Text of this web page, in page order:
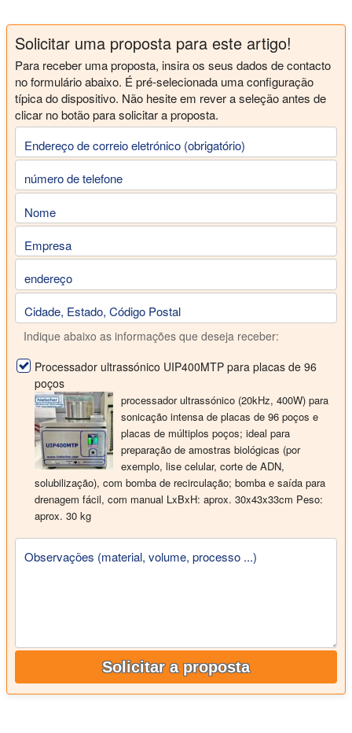
Solicitar uma proposta para este artigo!
Para receber uma proposta, insira os seus dados de contacto
no formulário abaixo. É pré-selecionada uma configuração
típica do dispositivo. Não hesite em rever a seleção antes de
clicar no botão para solicitar a proposta.
Endereço de correio eletrónico (obrigatório)
número de telefone
Nome
Empresa
endereço
Cidade, Estado, Código Postal
Indique abaixo as informações que deseja receber:
Processador ultrassónico UIP400MTP para placas de 96
poços
processador ultrassónico (20kHz, 400W) para
sonicação intensa de placas de 96 poços e
placas de múltiplos poços; ideal para
preparação de amostras biológicas (por
exemplo, lise celular, corte de ADN,
solubilização), com bomba de recirculação; bomba e saída para
drenagem fácil, com manual LxBxH: aprox. 30x43x33cm Peso:
aprox. 30 kg
Observações (material, volume, processo ...)
Solicitar a proposta